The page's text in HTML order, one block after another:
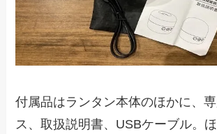
付属品はランタン本体のほかに、
ス、取扱説明書、USBケーブル。